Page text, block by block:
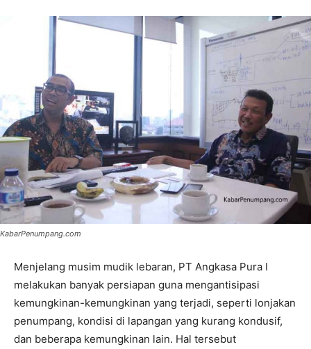
KabarPenumpang.com
Menjelang musim mudik lebaran, PT Angkasa Pura I
melakukan banyak persiapan guna mengantisipasi
kemungkinan-kemungkinan yang terjadi, seperti lonjakan
penumpang, kondisi di lapangan yang kurang kondusif,
dan beberapa kemungkinan lain. Hal tersebut